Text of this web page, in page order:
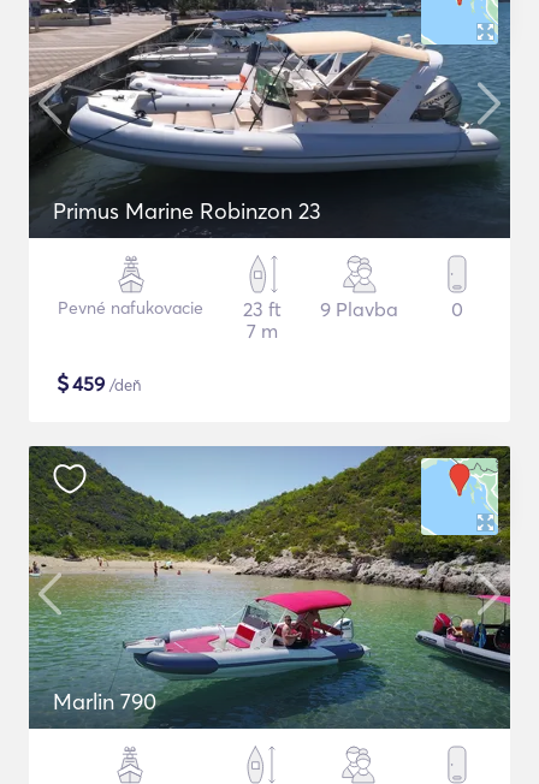
Primus Marine Robinzon 23
Pevné nafukovacie
23 ft
7 m
9 Plavba 0
$459 /deň
Marlin 790